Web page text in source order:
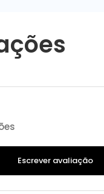
Escrever avaliação